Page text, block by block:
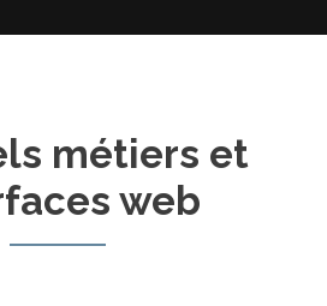
métiers et
web